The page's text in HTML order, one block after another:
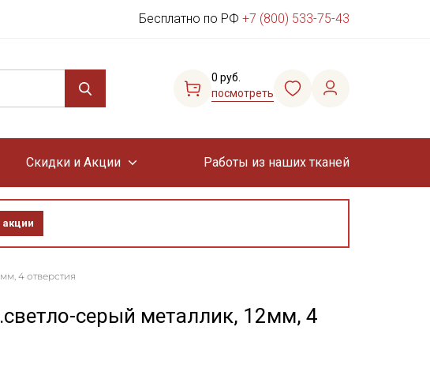
Бесплатно по РФ +7 (800) 533-75-43
0 руб.
посмотреть
Скидки и Акции Работы из наших тканей
акции
4 отверстия
серый металлик, 12мм, 4